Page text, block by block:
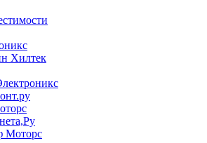
Хилтек
Моторс